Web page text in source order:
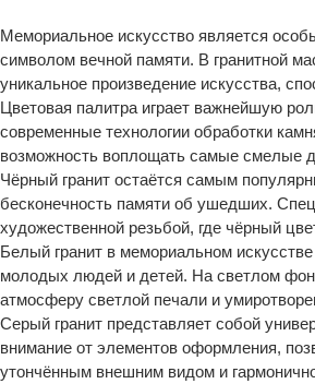
Мемориальное искусство является
символом вечной памяти. В гранитной
уникальное произведение искусства,
Цветовая палитра играет важнейшую
современные технологии обработки
возможность воплощать самые смелые
Чёрный гранит остаётся самым
бесконечность памяти об ушедших.
художественной резьбой, где чёрный
Белый гранит в мемориальном
молодых людей и детей. На светлом
атмосферу светлой печали и
Серый гранит представляет собой
внимание от элементов оформления,
утончённым внешним видом и